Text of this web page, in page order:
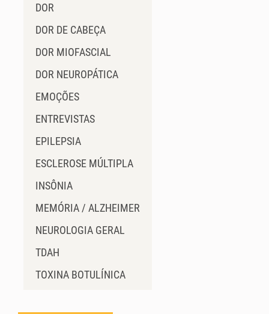
DOR
DOR DE CABEÇA
DOR MIOFASCIAL
DOR NEUROPÁTICA
EMOÇÕES
ENTREVISTAS
EPILEPSIA
ESCLEROSE MÚLTIPLA
INSÔNIA
MEMÓRIA / ALZHEIMER
NEUROLOGIA GERAL
TDAH
TOXINA BOTULÍNICA